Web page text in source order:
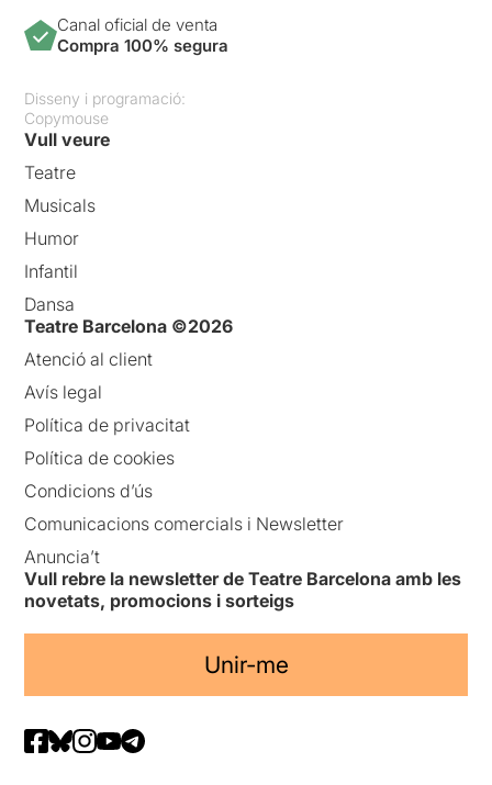
Canal oficial de venta
Compra 100% segura
Disseny i programació:
Copymouse
Vull veure
Teatre
Musicals
Humor
Infantil
Dansa
Teatre Barcelona ©2026
Atenció al client
Avís legal
Política de privacitat
Política de cookies
Condicions d’ús
Comunicacions comercials i Newsletter
Anuncia’t
Vull rebre la newsletter de Teatre Barcelona amb les
novetats, promocions i sorteigs
Unir-me